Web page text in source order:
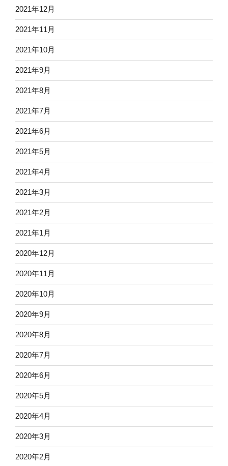
2021年12月
2021年11月
2021年10月
2021年9月
2021年8月
2021年7月
2021年6月
2021年5月
2021年4月
2021年3月
2021年2月
2021年1月
2020年12月
2020年11月
2020年10月
2020年9月
2020年8月
2020年7月
2020年6月
2020年5月
2020年4月
2020年3月
2020年2月